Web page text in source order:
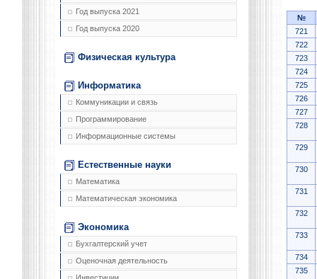
Год выпуска 2021
Год выпуска 2020
Физическая культура
Информатика
Коммуникации и связь
Программирование
Информационные системы
Естественные науки
Математика
Математическая экономика
Экономика
Бухгалтерский учет
Оценочная деятельность
№
721
722
723
724
725
726
727
728
729
730
731
732
733
734
735